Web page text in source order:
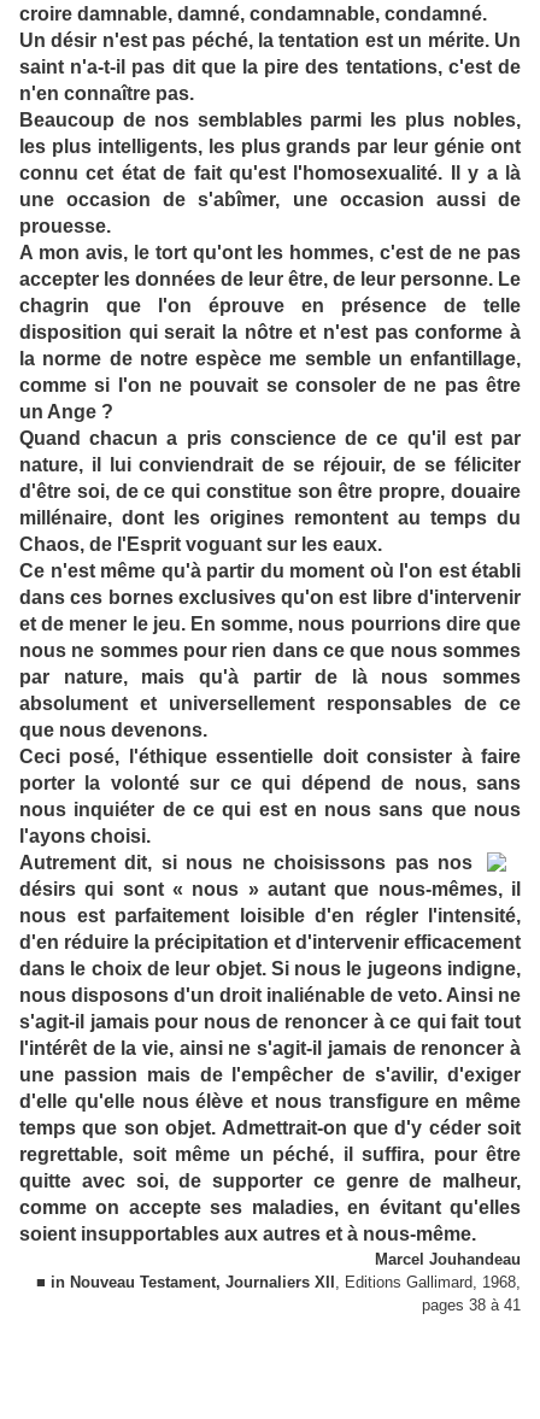
croire damnable, damné, condamnable, condamné.
Un désir n'est pas péché, la tentation est un mérite. Un
saint n'a-t-il pas dit que la pire des tentations, c'est de
n'en connaître pas.
Beaucoup de nos semblables parmi les plus nobles,
les plus intelligents, les plus grands par leur génie ont
connu cet état de fait qu'est l'homosexualité. Il y a là
une occasion de s'abîmer, une occasion aussi de
prouesse.
A mon avis, le tort qu'ont les hommes, c'est de ne pas
accepter les données de leur être, de leur personne. Le
chagrin que l'on éprouve en présence de telle
disposition qui serait la nôtre et n'est pas conforme à
la norme de notre espèce me semble un enfantillage,
comme si l'on ne pouvait se consoler de ne pas être
un Ange ?
Quand chacun a pris conscience de ce qu'il est par
nature, il lui conviendrait de se réjouir, de se féliciter
d'être soi, de ce qui constitue son être propre, douaire
millénaire, dont les origines remontent au temps du
Chaos, de l'Esprit voguant sur les eaux.
Ce n'est même qu'à partir du moment où l'on est établi
dans ces bornes exclusives qu'on est libre d'intervenir
et de mener le jeu. En somme, nous pourrions dire que
nous ne sommes pour rien dans ce que nous sommes
par nature, mais qu'à partir de là nous sommes
absolument et universellement responsables de ce
que nous devenons.
Ceci posé, l'éthique essentielle doit consister à faire
porter la volonté sur ce qui dépend de nous, sans
nous inquiéter de ce qui est en nous sans que nous
l'ayons choisi.
Autrement dit, si nous ne choisissons pas nos
désirs qui sont « nous » autant que nous-mêmes, il
nous est parfaitement loisible d'en régler l'intensité,
d'en réduire la précipitation et d'intervenir efficacement
dans le choix de leur objet. Si nous le jugeons indigne,
nous disposons d'un droit inaliénable de veto. Ainsi ne
s'agit-il jamais pour nous de renoncer à ce qui fait tout
l'intérêt de la vie, ainsi ne s'agit-il jamais de renoncer à
une passion mais de l'empêcher de s'avilir, d'exiger
d'elle qu'elle nous élève et nous transfigure en même
temps que son objet. Admettrait-on que d'y céder soit
regrettable, soit même un péché, il suffira, pour être
quitte avec soi, de supporter ce genre de malheur,
comme on accepte ses maladies, en évitant qu'elles
soient insupportables aux autres et à nous-même.
Marcel Jouhandeau
■ in Nouveau Testament, Journaliers XII , Editions Gallimard, 1968,
pages 38 à 41